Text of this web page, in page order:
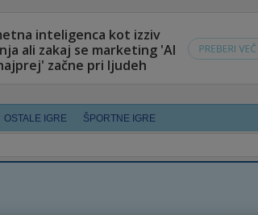
OSTALE IGRE ŠPORTNE IGRE